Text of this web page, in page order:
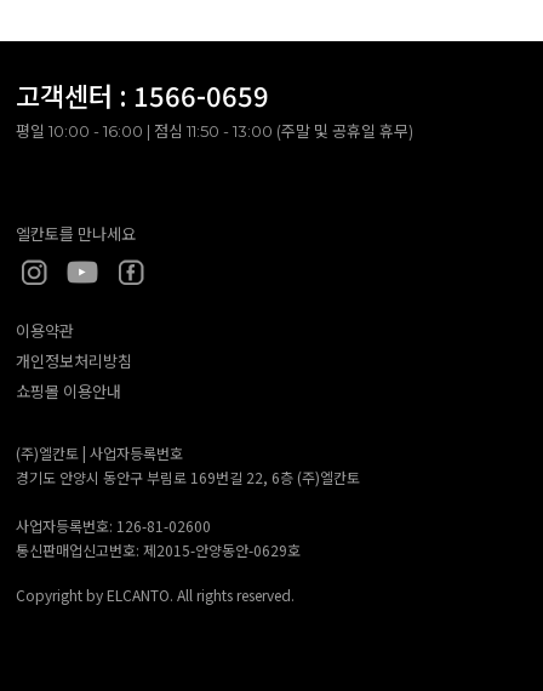
고객센터 : 1566-0659
평일 10:00 - 16:00 | 점심 11:50 - 13:00 (주말 및 공휴일 휴무)
엘칸토를 만나세요
이용약관
개인정보처리방침
쇼핑몰 이용안내
(주)엘칸토 | 사업자등록번호
경기도 안양시 동안구 부림로 169번길 22, 6층 (주)엘칸토
사업자등록번호: 126-81-02600
통신판매업신고번호: 제2015-안양동안-0629호
Copyright by ELCANTO. All rights reserved.